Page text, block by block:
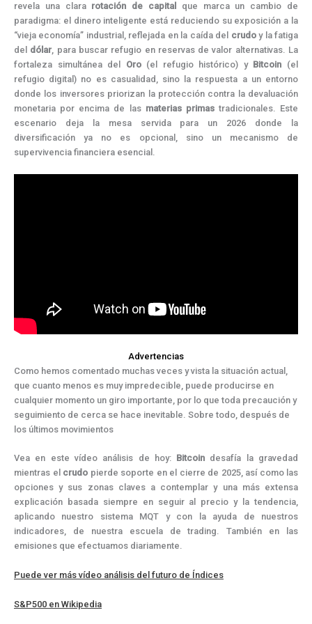
revela una clara rotación de capital
que marca un cambio de
paradigma: el dinero inteligente está reduciendo su exposición a la
“vieja economía” industrial, reflejada en la caída del crudoy la fatiga
del dólar, para buscar refugio en reservas de valor alternativas. La
fortaleza simultánea del Oro(el refugio histórico) y Bitcoin (el
refugio digital) no es casualidad, sino la respuesta a un entorno
donde los inversores priorizan la protección contra la devaluación
monetaria por encima de las materias primastradicionales. Este
escenario deja la mesa servida para un 2026 donde la
diversificación ya no es opcional, sino un mecanismo de
supervivencia financiera esencial.
Advertencias
Como hemos comentado muchas veces y vista la situación actual,
que cuanto menos es muy impredecible, puede producirse en
cualquier momento un giro importante, por lo que toda precaución y
seguimiento de cerca se hace inevitable. Sobre todo, después de
los últimos movimientos
Vea en este vídeo análisis de hoy: Bitcoin desafía la gravedad
mientras el crudo pierde soporte en el cierre de 2025, así como las
opciones y sus zonas claves a contemplar y una más extensa
explicación basada siempre en seguir al precio y la tendencia,
aplicando nuestro sistema MQT y con la ayuda de nuestros
indicadores, de nuestra escuela de trading. También en las
emisiones que efectuamos diariamente.
Puede ver más vídeo análisis del futuro de Índices
S&P500 en Wikipedia